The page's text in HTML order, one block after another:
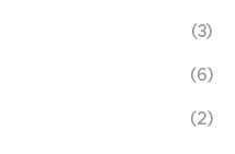
(3)
(6)
(2)